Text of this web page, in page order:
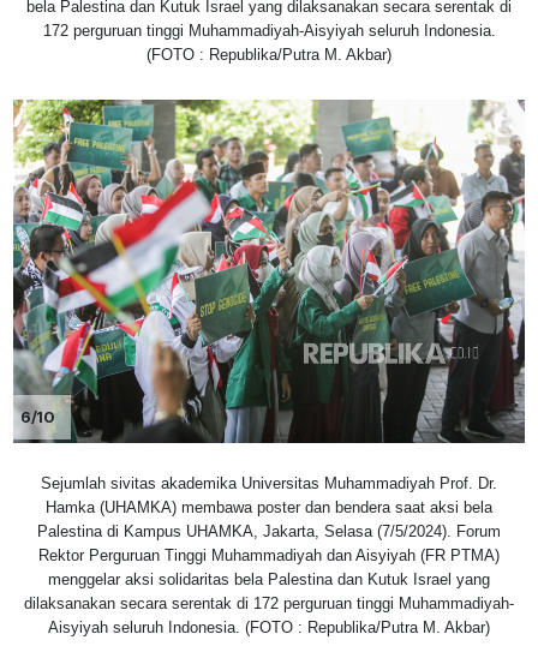
bela Palestina dan Kutuk Israel yang dilaksanakan secara serentak di
172 perguruan tinggi Muhammadiyah-Aisyiyah seluruh Indonesia.
(FOTO : Republika/Putra M. Akbar)
6/10
Sejumlah sivitas akademika Universitas Muhammadiyah Prof. Dr.
Hamka (UHAMKA) membawa poster dan bendera saat aksi bela
Palestina di Kampus UHAMKA, Jakarta, Selasa (7/5/2024). Forum
Rektor Perguruan Tinggi Muhammadiyah dan Aisyiyah (FR PTMA)
menggelar aksi solidaritas bela Palestina dan Kutuk Israel yang
dilaksanakan secara serentak di 172 perguruan tinggi Muhammadiyah-
Aisyiyah seluruh Indonesia. (FOTO : Republika/Putra M. Akbar)